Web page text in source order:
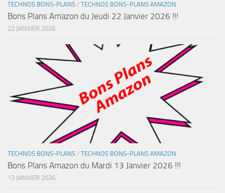
TECHNOS BONS-PLANS / TECHNOS BONS-PLANS AMAZON
Bons Plans Amazon du Jeudi 22 Janvier 2026 !!!
22 JANVIER 2026
TECHNOS BONS-PLANS / TECHNOS BONS-PLANS AMAZON
Bons Plans Amazon du Mardi 13 Janvier 2026 !!!
13 JANVIER 2026